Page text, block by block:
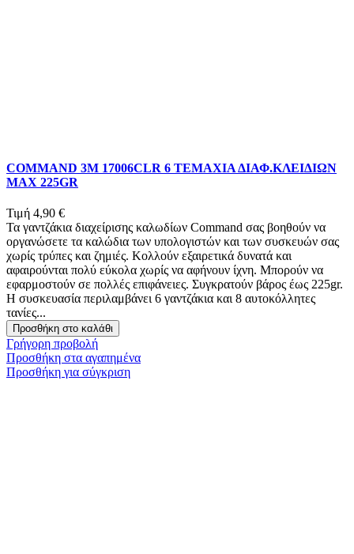
COMMAND 3Μ 17006CLR 6 ΤΕΜΑΧΙΑ ΔΙΑΦ.ΚΛΕΙΔΙΩΝ
MAX 225GR
Τιμή 4,90 €
Τα γαντζάκια διαχείρισης καλωδίων Command σας βοηθούν να
οργανώσετε τα καλώδια των υπολογιστών και των συσκευών σας
χωρίς τρύπες και ζημιές. Κολλούν εξαιρετικά δυνατά και
αφαιρούνται πολύ εύκολα χωρίς να αφήνουν ίχνη. Μπορούν να
εφαρμοστούν σε πολλές επιφάνειες. Συγκρατούν βάρος έως 225gr.
Η συσκευασία περιλαμβάνει 6 γαντζάκια και 8 αυτοκόλλητες
τανίες...
Προσθήκη στο καλάθι
Γρήγορη προβολή
Προσθήκη στα αγαπημένα
Προσθήκη για σύγκριση